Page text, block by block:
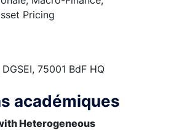
Pricing
75001 BdF HQ
académiques
Heterogeneous